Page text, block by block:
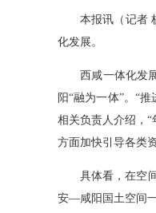
本报讯（记者 杨
化发展。
西咸一体化发展
阳“融为一体”。“
相关负责人介绍，
方面加快引导各类
具体看，在空间
安—咸阳国土空间